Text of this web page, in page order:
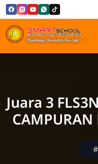
Skip to Content
SMP Santa
Juara 3
CAMPURAN